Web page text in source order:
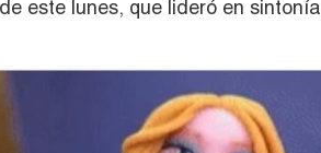
este lunes, que lideró en